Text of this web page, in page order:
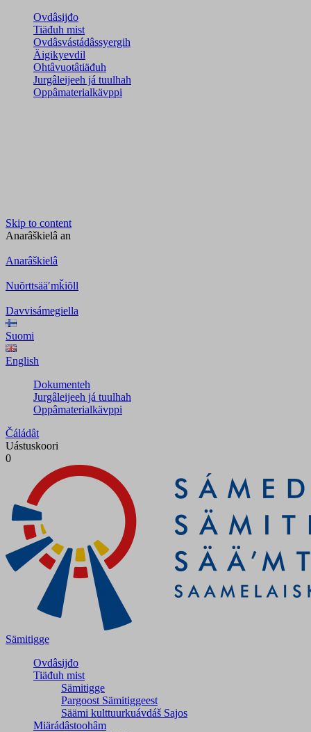
Ovdâsijđo
Tiäđuh mist
Ovdâsvástádâssyergih
Äigikyevdil
Ohtâvuotâtiäđuh
Jurgâleijeeh já tuulhah
Oppâmaterialkävppi
Skip to content
Anarâškielâ an
Anarâškielâ
Nuõrttsääʹmǩiõll
Davvisámegiella
Suomi
English
Dokumenteh
Jurgâleijeeh já tuulhah
Oppâmaterialkävppi
Čáládât
Uástuskoori
0
Sämitigge
Ovdâsijđo
Tiäđuh mist
Sämitigge
Pargoost Sämitiggeest
Säämi kulttuurkuávdáš Sajos
Miärádâstoohâm